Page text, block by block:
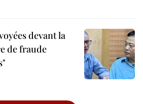
devant la
de fraude